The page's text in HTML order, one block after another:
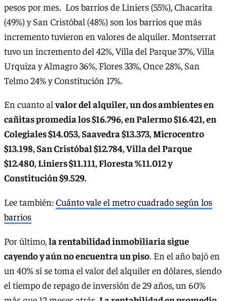
pesos por mes. Los barrios de Liniers (55%), Chacarita
(49%) y San Cristóbal (48%) son los barrios que más
incremento tuvieron en valores de alquiler. Montserrat
tuvo un incremento del 42%, Villa del Parque 37%, Villa
Urquiza y Almagro 36%, Flores 33%, Once 28%, San
Telmo 24% y Constitución 17%.
En cuanto alvalor del alquiler, un dos ambientes en
cañitas promedia los $16.796, en Palermo $16.421, en
Colegiales $14.053, Saavedra $13.373, Microcentro
$13.198, San Cristóbal $12.784, Villa del Parque
$12.480, Liniers $11.111, Floresta %11.012 y
Constitución $9.529.
Lee también:Cuánto vale el metro cuadrado según los
barrios
Por último, la rentabilidad inmobiliaria sigue
cayendo y aún no encuentra un piso. En el año bajó en
un 40% si se toma el valor del alquiler en dólares, siendo
el tiempo de repago de inversión de 29 años, un 60%